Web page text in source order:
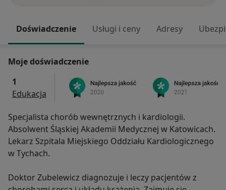
Doświadczenie Usługi i ceny Adresy
Moje doświadczenie
1
Edukacja
Specjalista chorób wewnętrznych i kardiologii.
Absolwent Śląskiej Akademii Medycznej w Katowicach.
Lekarz Szpitala Miejskiego Oddziału Kardiologicznego
w Tychach.
Doktor Zubelewicz diagnozuje i leczy pacjentów z